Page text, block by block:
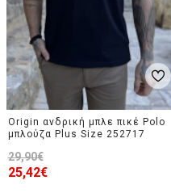
Origin ανδρική μπλε πικέ Polo
μπλούζα Plus Size 252717
25,42€
29,90€